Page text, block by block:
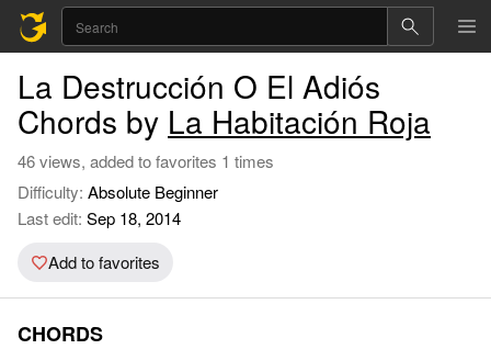
La Destrucción O El Adiós
Chords by La Habitación Roja
46 views, added to favorites 1 times
Difficulty: Absolute Beginner
Last edit: Sep 18, 2014
Add to favorites
CHORDS